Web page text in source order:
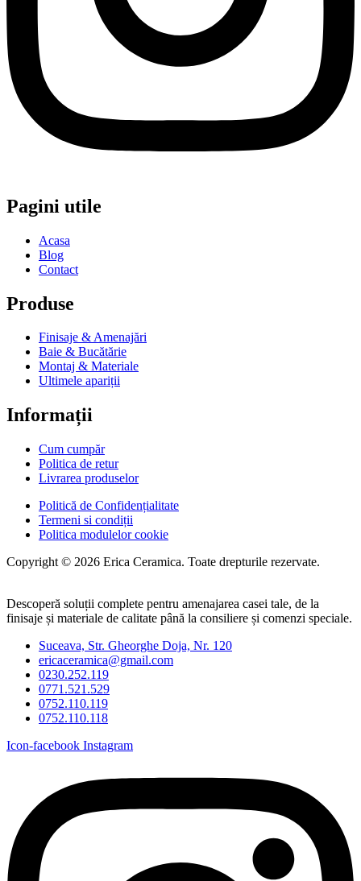
Pagini utile
Acasa
Blog
Contact
Produse
Finisaje & Amenajări
Baie & Bucătărie
Montaj & Materiale
Ultimele apariții
Informații
Cum cumpăr
Politica de retur
Livrarea produselor
Politică de Confidențialitate
Termeni si condiții
Politica modulelor cookie
Copyright © 2026 Erica Ceramica. Toate drepturile rezervate.
Descoperă soluții complete pentru amenajarea casei tale, de la
finisaje și materiale de calitate până la consiliere și comenzi speciale.
Suceava, Str. Gheorghe Doja, Nr. 120
ericaceramica@gmail.com
0230.252.119
0771.521.529
0752.110.119
0752.110.118
Icon-facebook Instagram